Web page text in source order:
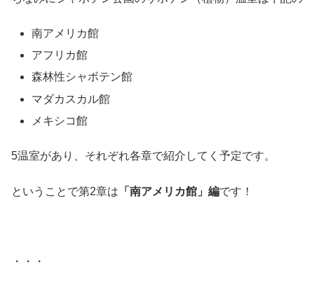
南アメリカ館
アフリカ館
森林性シャボテン館
マダカスカル館
メキシコ館
5温室があり、それぞれ各章で紹介してく予定です。
ということで第2章は 「南アメリカ館」編です！
・・・